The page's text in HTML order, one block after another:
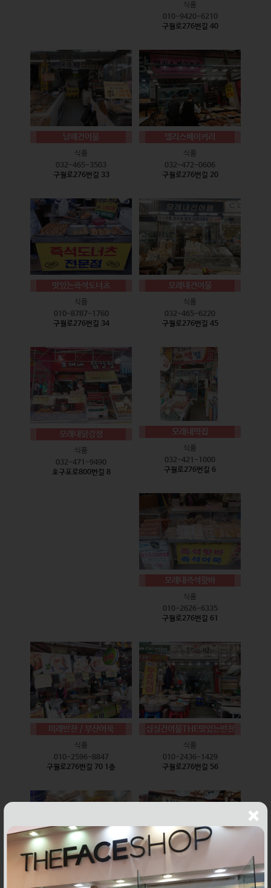
식품
010-9420-6210
구월로276번길 40
남해건어물
식품
032-465-3503
구월로276번길 33
델리스베이커리
식품
032-472-0606
구월로276번길 20
맛있는즉석도너츠
식품
010-8787-1760
구월로276번길 34
모래내건어물
식품
032-465-6220
구월로276번길 45
모래내닭강정
식품
032-471-9490
호구포로800번길 8
모래내떡집
식품
032-421-1000
구월로276번길 6
모래내즉석핫바
식품
010-2626-6335
구월로276번길 61
미래반찬 / 부산어묵
식품
010-2596-8847
구월로276번길 70 1층
싱싱건어물THE맛있는반찬
식품
010-2436-1429
구월로276번길 56
윤하네건어물